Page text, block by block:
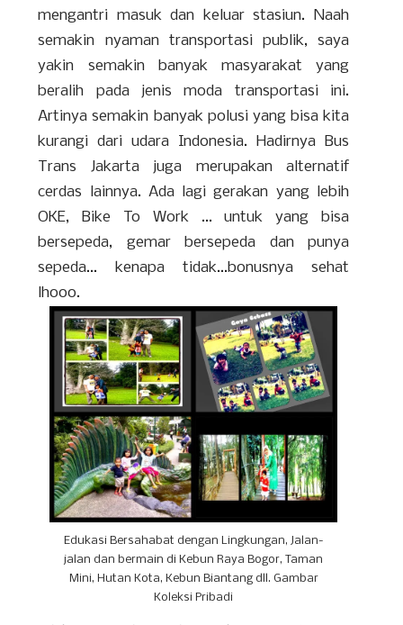
mengantri masuk dan keluar stasiun. Naah
semakin nyaman transportasi publik, saya
yakin semakin banyak masyarakat yang
beralih pada jenis moda transportasi ini.
Artinya semakin banyak polusi yang bisa kita
kurangi dari udara Indonesia. Hadirnya Bus
Trans Jakarta juga merupakan alternatif
cerdas lainnya. Ada lagi gerakan yang lebih
OKE, Bike To Work ... untuk yang bisa
bersepeda, gemar bersepeda dan punya
sepeda... kenapa tidak...bonusnya sehat
lhooo.
Edukasi Bersahabat dengan Lingkungan, Jalan-
jalan dan bermain di Kebun Raya Bogor, Taman
Mini, Hutan Kota, Kebun Biantang dll. Gambar
Koleksi Pribadi